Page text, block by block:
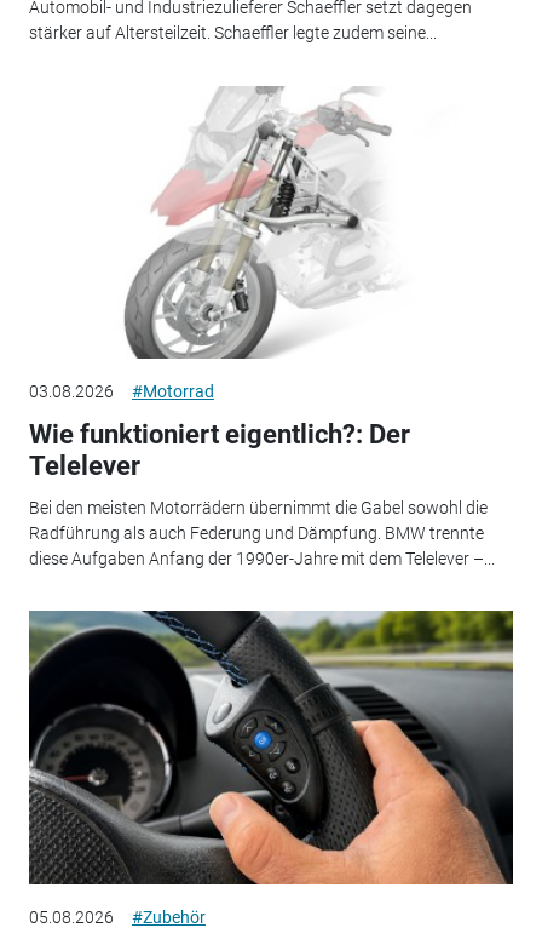
Automobil- und Industriezulieferer Schaeffler setzt dagegen
stärker auf Altersteilzeit. Schaeffler legte zudem seine...
03.08.2026 #Motorrad
Wie funktioniert eigentlich?: Der
Telelever
Bei den meisten Motorrädern übernimmt die Gabel sowohl die
Radführung als auch Federung und Dämpfung. BMW trennte
diese Aufgaben Anfang der 1990er-Jahre mit dem Telelever –...
05.08.2026 #Zubehör